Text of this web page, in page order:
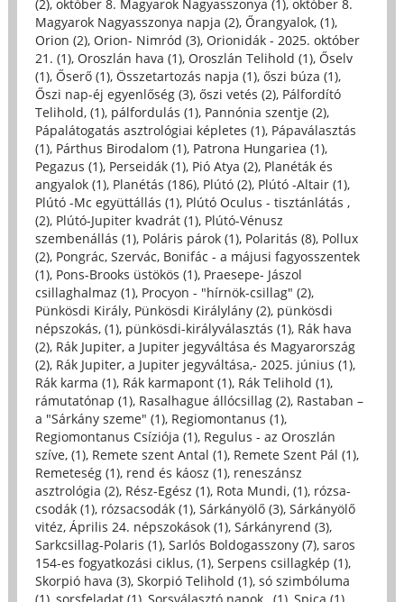
(2), október 8. Magyarok Nagyasszonya (1), október 8.
Magyarok Nagyasszonya napja (2), Őrangyalok, (1),
Orion (2), Orion- Nimród (3), Orionidák - 2025. október
21. (1), Oroszlán hava (1), Oroszlán Telihold (1), Őselv
(1), Őserő (1), Összetartozás napja (1), őszi búza (1),
Őszi nap-éj egyenlőség (3), őszi vetés (2), Pálfordító
Telihold, (1), pálfordulás (1), Pannónia szentje (2),
Pápalátogatás asztrológiai képletes (1), Pápaválasztás
(1), Párthus Birodalom (1), Patrona Hungariea (1),
Pegazus (1), Perseidák (1), Pió Atya (2), Planéták és
angyalok (1), Planétás (186), Plútó (2), Plútó -Altair (1),
Plútó -Mc együttállás (1), Plútó Oculus - tisztánlátás ,
(2), Plútó-Jupiter kvadrát (1), Plútó-Vénusz
szembenállás (1), Poláris párok (1), Polaritás (8), Pollux
(2), Pongrác, Szervác, Bonifác - a májusi fagyosszentek
(1), Pons-Brooks üstökös (1), Praesepe- Jászol
csillaghalmaz (1), Procyon - "hírnök-csillag" (2),
Pünkösdi Király, Pünkösdi Királylány (2), pünkösdi
népszokás, (1), pünkösdi-királyválasztás (1), Rák hava
(2), Rák Jupiter, a Jupiter jegyváltása és Magyarország
(2), Rák Jupiter, a Jupiter jegyváltása,- 2025. június (1),
Rák karma (1), Rák karmapont (1), Rák Telihold (1),
rámutatónap (1), Rasalhague állócsillag (2), Rastaban –
a "Sárkány szeme" (1), Regiomontanus (1),
Regiomontanus Csíziója (1), Regulus - az Oroszlán
szíve, (1), Remete szent Antal (1), Remete Szent Pál (1),
Remeteség (1), rend és káosz (1), reneszánsz
asztrológia (2), Rész-Egész (1), Rota Mundi, (1), rózsa-
csodák (1), rózsacsodák (1), Sárkányölő (3), Sárkányölő
vitéz, Április 24. népszokások (1), Sárkányrend (3),
Sarkcsillag-Polaris (1), Sarlós Boldogasszony (7), saros
154-es fogyatkozási ciklus, (1), Serpens csillagkép (1),
Skorpió hava (3), Skorpió Telihold (1), só szimbóluma